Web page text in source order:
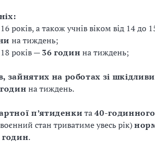
років, а також учнів віком від 14 до
на тиждень;
років — 36 годинна тиждень;
зайнятих на роботах зі
на тиждень.
п’ятиденкита40-
стан триватиме увесь рік)
годин.